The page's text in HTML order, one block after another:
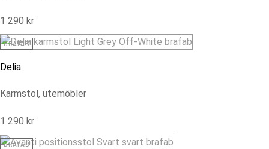
1 290 kr
BRAFAB
Delia
Karmstol, utemöbler
1 290 kr
BRAFAB